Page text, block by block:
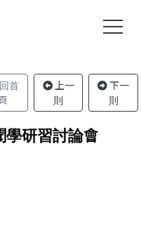
首
上一
則
下一
則
研習討論會